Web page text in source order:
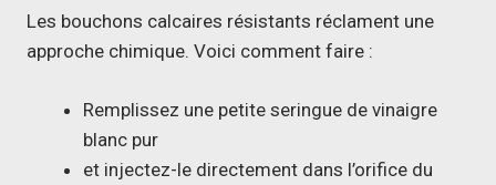
Les bouchons calcaires résistants réclament une
approche chimique. Voici comment faire :
Remplissez une petite seringue de vinaigre
blanc pur
et injectez-le directement dans l’orifice du